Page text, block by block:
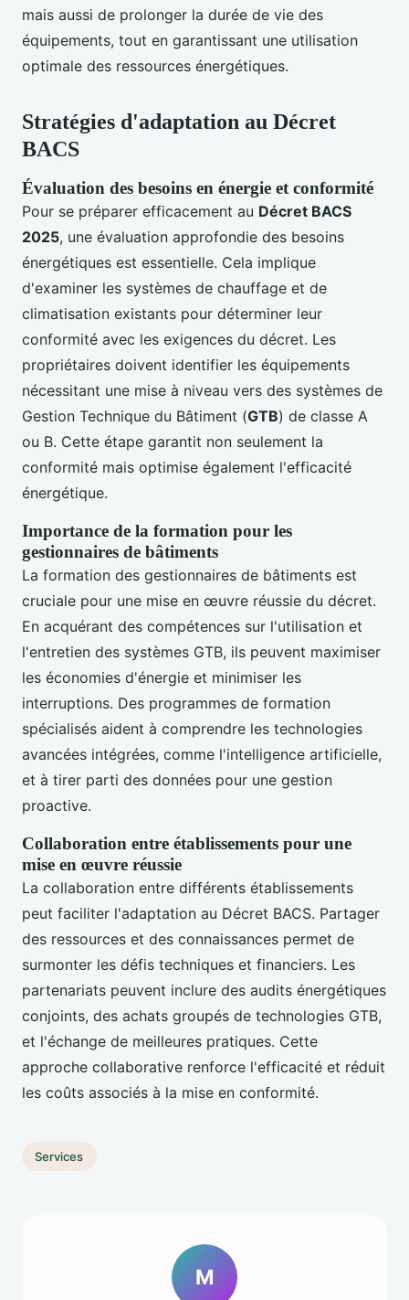
mais aussi de prolonger la durée de vie des
équipements, tout en garantissant une utilisation
optimale des ressources énergétiques.
Stratégies d'adaptation au Décret
BACS
Évaluation des besoins en énergie et conformité
Pour se préparer efficacement au Décret BACS
2025, une évaluation approfondie des besoins
énergétiques est essentielle. Cela implique
d'examiner les systèmes de chauffage et de
climatisation existants pour déterminer leur
conformité avec les exigences du décret. Les
propriétaires doivent identifier les équipements
nécessitant une mise à niveau vers des systèmes de
Gestion Technique du Bâtiment (GTB) de classe A
ou B. Cette étape garantit non seulement la
conformité mais optimise également l'efficacité
énergétique.
Importance de la formation pour les
gestionnaires de bâtiments
La formation des gestionnaires de bâtiments est
cruciale pour une mise en œuvre réussie du décret.
En acquérant des compétences sur l'utilisation et
l'entretien des systèmes GTB, ils peuvent maximiser
les économies d'énergie et minimiser les
interruptions. Des programmes de formation
spécialisés aident à comprendre les technologies
avancées intégrées, comme l'intelligence artificielle,
et à tirer parti des données pour une gestion
proactive.
Collaboration entre établissements pour une
mise en œuvre réussie
La collaboration entre différents établissements
peut faciliter l'adaptation au Décret BACS. Partager
des ressources et des connaissances permet de
surmonter les défis techniques et financiers. Les
partenariats peuvent inclure des audits énergétiques
conjoints, des achats groupés de technologies GTB,
et l'échange de meilleures pratiques. Cette
approche collaborative renforce l'efficacité et réduit
les coûts associés à la mise en conformité.
Services
M